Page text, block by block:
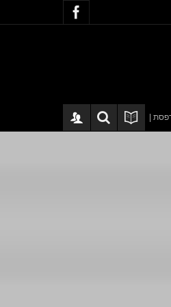
סערה בתיק להנגהל: עבודות שירות